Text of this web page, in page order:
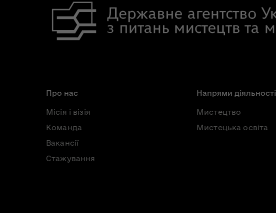
Про нас
Місія і візія
Команда
Вакансії
Стажування
Напрями діяльності
Мистецтво
Мистецька освіта